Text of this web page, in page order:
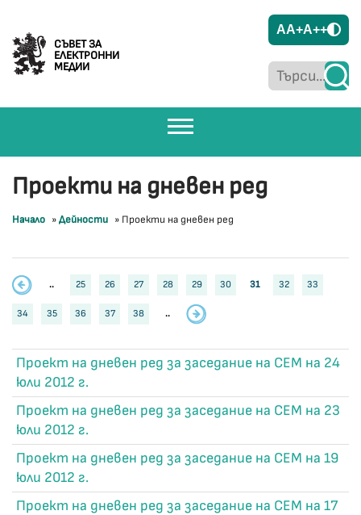
СЪВЕТ ЗА
ЕЛЕКТРОННИ
МЕДИИ
AA+A++
Проекти на дневен ред
Начало »Дейности » Проекти на дневен ред
.. 25 26 27 28 29 30 31 32 33
34 35 36 37 38 ..
Проект на дневен ред за заседание на СЕМ на 24
юли 2012 г.
Проект на дневен ред за заседание на СЕМ на 23
юли 2012 г.
Проект на дневен ред за заседание на СЕМ на 19
юли 2012 г.
Проект на дневен ред за заседание на СЕМ на 17